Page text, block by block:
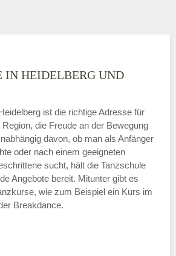
IN HEIDELBERG UND
ist die richtige Adresse für
die Freude an der Bewegung
davon, ob man als Anfänger
oder nach einem geeigneten
sucht, hält die Tanzschule
Angebote bereit. Mitunter gibt es
wie zum Beispiel ein Kurs im
Breakdance.